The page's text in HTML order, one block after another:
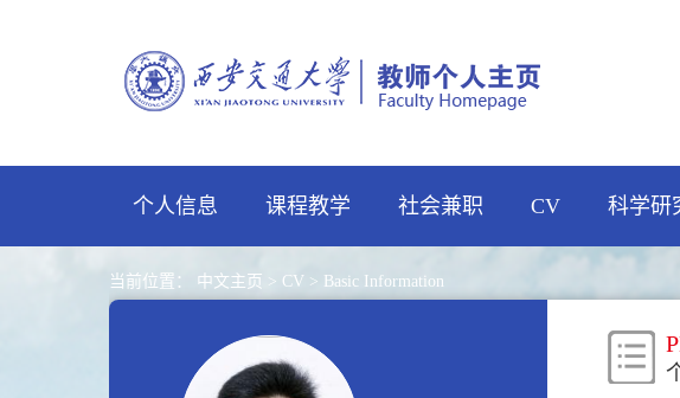
个人信息 课程教学 社会兼职 CV 科学研
当前位置： 中文主页 > CV > Basic Information